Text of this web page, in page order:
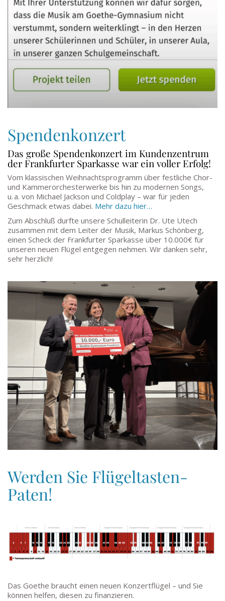
Spendenkonzert
Das große Spendenkonzert im Kundenzentrum
der Frankfurter Sparkasse war ein voller Erfolg!
Vom klassischen Weihnachtsprogramm über festliche Chor-
und Kammerorchesterwerke bis hin zu modernen Songs,
u. a. von Michael Jackson und Coldplay – war für jeden
Geschmack etwas dabei. Mehr dazu hier…
Zum Abschluß durfte unsere Schulleiterin Dr. Ute Utech
zusammen mit dem Leiter der Musik, Markus Schönberg,
einen Scheck der Frankfurter Sparkasse über 10.000€ für
unseren neuen Flügel entgegen nehmen. Wir danken sehr,
sehr herzlich!
Werden Sie Flügeltasten-
Paten!
Das Goethe braucht einen neuen Konzertflügel – und Sie
können helfen, diesen zu finanzieren.